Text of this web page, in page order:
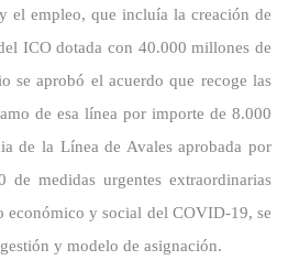
el empleo, que incluía la creación de
ICO dotada con 40.000 millones de
se aprobó el acuerdo que recoge las
de esa línea por importe de 8.000
de la Línea de Avales aprobada por
de medidas urgentes extraordinarias
económico y social del COVID-19, se
y modelo de asignación.